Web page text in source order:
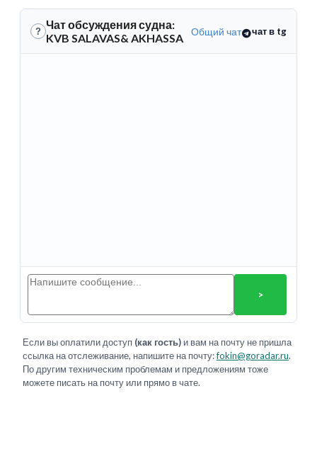
? Чат обсуждения судна:
KVB SALAVAS& AKHASSA
Общий чат чат в tg
>
Если вы оплатили доступ (как гость) и вам на почту не пришла
ссылка на отслеживание, напишите на почту:fokin@goradar.ru.
По другим техническим проблемам и предложениям тоже
можете писать на почту или прямо в чате.